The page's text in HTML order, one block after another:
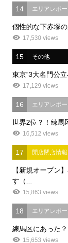
14 エリアレポー
個性的な下赤塚
17,530 views
15 その他
東京”3大名門公
17,129 views
16 エリアレポー
世界2位？！練馬
16,512 views
17 開店閉店情報
【新規オープン
す（...
15,863 views
18 エリアレポー
練馬区にあった
15,653 views